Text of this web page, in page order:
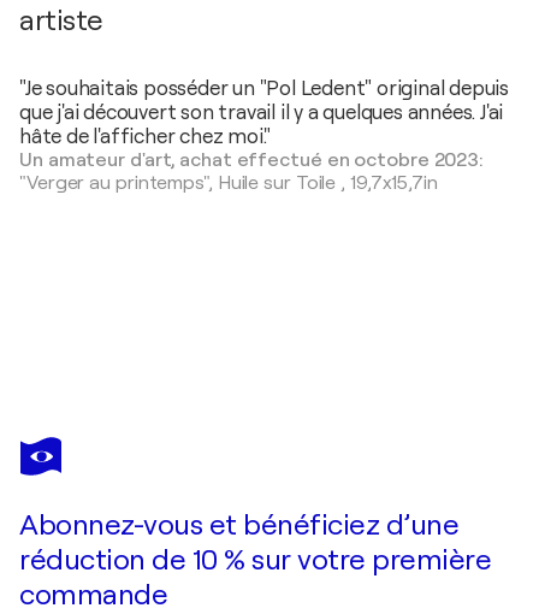
artiste
"Je souhaitais posséder un "Pol Ledent" original depuis
que j'ai découvert son travail il y a quelques années. J'ai
hâte de l'afficher chez moi."
Un amateur d'art, achat effectué en octobre 2023:
"Verger au printemps", Huile sur Toile , 19,7x15,7in
POL LEDENT
Village in autumn 77
Abonnez-vous et bénéficiez d’une
réduction de 10 % sur votre première
commande